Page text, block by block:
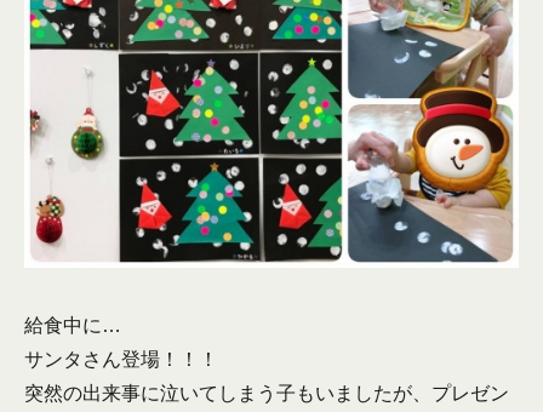
給食中に…
サンタさん登場！！！
突然の出来事に泣いてしまう子もいましたが、プレゼン